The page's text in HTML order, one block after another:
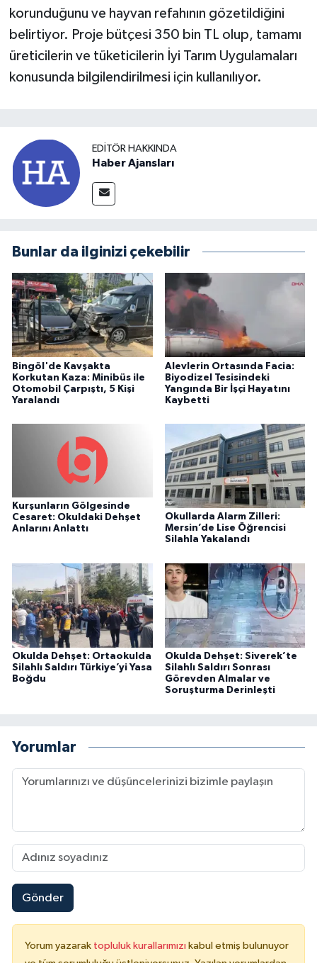
korunduğunu ve hayvan refahının gözetildiğini
belirtiyor. Proje bütçesi 350 bin TL olup, tamamı
üreticilerin ve tüketicilerin İyi Tarım Uygulamaları
konusunda bilgilendirilmesi için kullanılıyor.
EDITÖR HAKKINDA
Haber Ajansları
Bunlar da ilginizi çekebilir
Bingöl'de Kavşakta
Korkutan Kaza: Minibüs ile
Otomobil Çarpıştı, 5 Kişi
Yaralandı
Alevlerin Ortasında Facia:
Biyodizel Tesisindeki
Yangında Bir İşçi Hayatını
Kaybetti
Kurşunların Gölgesinde
Cesaret: Okuldaki Dehşet
Anlarını Anlattı
Okullarda Alarm Zilleri:
Mersin’de Lise Öğrencisi
Silahla Yakalandı
Okulda Dehşet: Ortaokulda
Silahlı Saldırı Türkiye’yi Yasa
Boğdu
Okulda Dehşet: Siverek’te
Silahlı Saldırı Sonrası
Görevden Almalar ve
Soruşturma Derinleşti
Yorumlar
Gönder
Yorum yazarak topluluk kurallarımızı kabul etmiş bulunuyor